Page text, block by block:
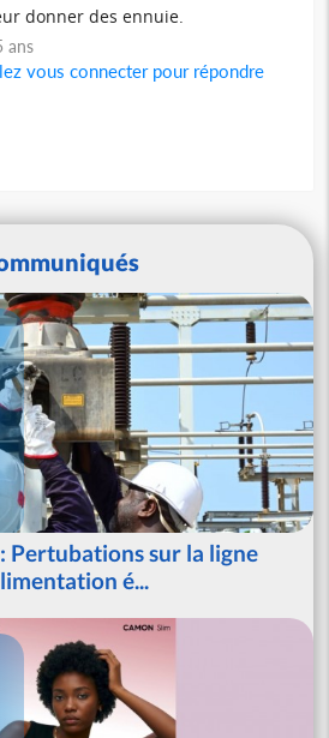
donner des ennuie.
ans
vous connecter pour répondre
Pertubations sur la ligne
é...